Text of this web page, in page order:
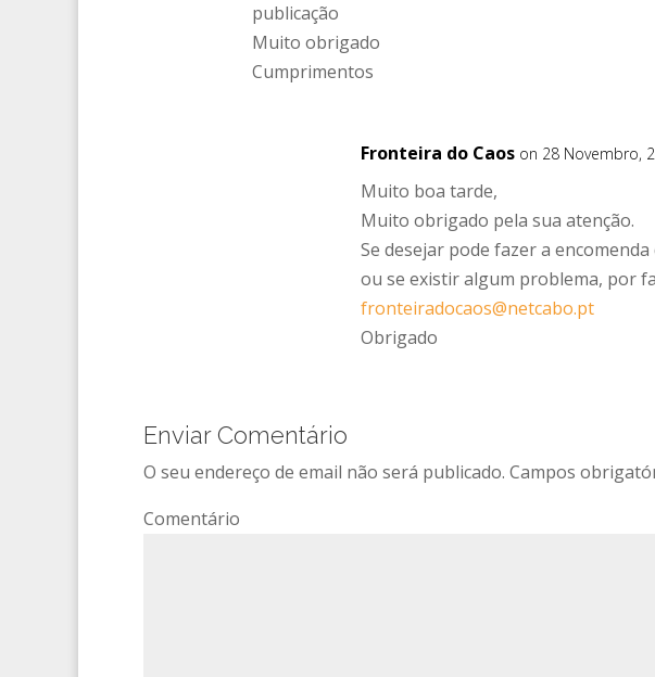
publicação
Muito obrigado
Cumprimentos
Fronteira do Caos on 28 Novembro,
Muito boa tarde,
Muito obrigado pela sua atenção.
Se desejar pode fazer a
ou se existir algum problema, por
fronteiradocaos@netcabo.pt
Obrigado
Enviar Comentário
O seu endereço de email não será publicado. Campos
Comentário